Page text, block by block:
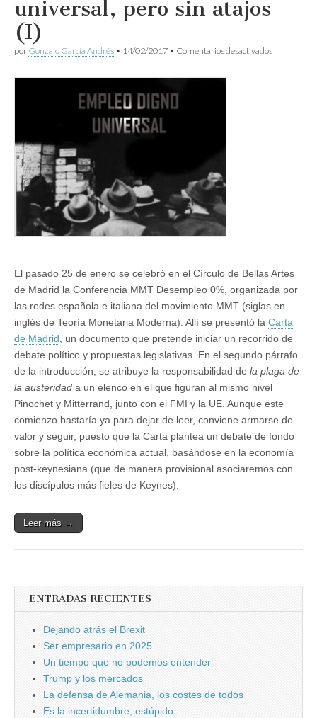
universal, pero sin atajos
(I)
por Gonzalo García Andrés • 14/02/2017 • Comentarios desactivadosen
El pasado 25 de enero se celebró en el Círculo de Bellas Artes
de Madrid la Conferencia MMT Desempleo 0%, organizada por
las redes española e italiana del movimiento MMT (siglas en
inglés de Teoría Monetaria Moderna). Allí se presentó la Carta
de Madrid , un documento que pretende iniciar un recorrido de
debate político y propuestas legislativas. En el segundo párrafo
de la introducción, se atribuye la responsabilidad de la plaga de
la austeridad a un elenco en el que figuran al mismo nivel
Pinochet y Mitterrand, junto con el FMI y la UE. Aunque este
comienzo bastaría ya para dejar de leer, conviene armarse de
valor y seguir, puesto que la Carta plantea un debate de fondo
sobre la política económica actual, basándose en la economía
post-keynesiana (que de manera provisional asociaremos con
los discípulos más fieles de Keynes).
Leer más →
ENTRADAS RECIENTES
Dejando atrás el Brexit
Ser empresario en 2025
Un tiempo que no podemos entender
Trump y los mercados
La defensa de Alemania, los costes de todos
Es la incertidumbre, estúpido